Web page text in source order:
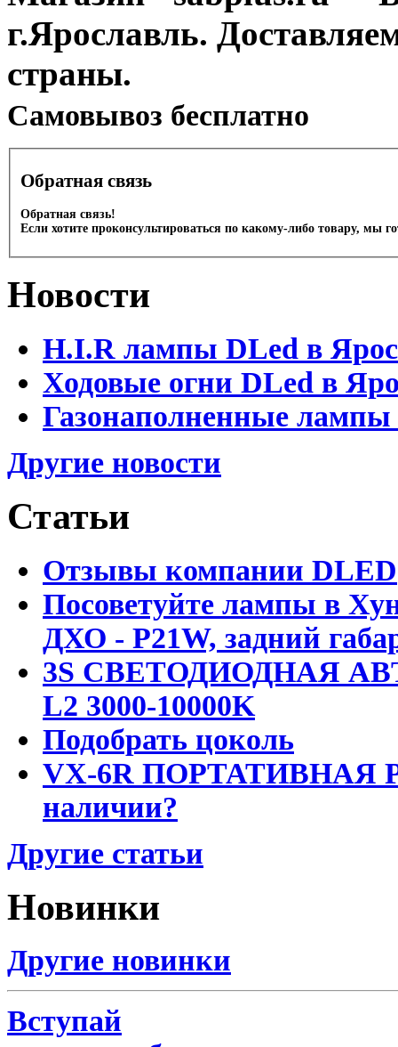
г.Ярославль.
страны.
Cамовывоз бесплатно
Обратная связь
Обратная связь!
Если хотите проконсультироваться по какому-либо товару, мы
Новости
H.I.R лампы DLed в
Ходовые огни DLed в
Газонаполненные
Другие новости
Статьи
Отзывы компании DLED
Посоветуйте лампы в
ДХО - P21W, задний
3S СВЕТОДИОДНАЯ
L2 3000-10000K
Подобрать цоколь
VX-6R ПОРТАТИВНАЯ
наличии?
Другие статьи
Новинки
Другие новинки
Вступай